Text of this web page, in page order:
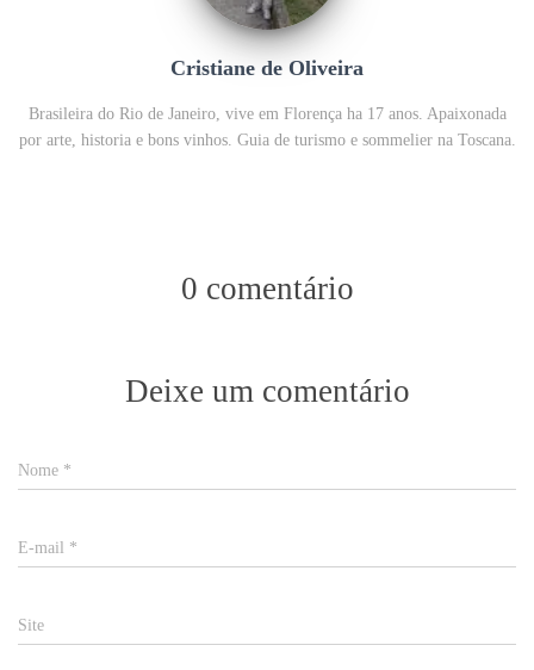
Cristiane de Oliveira
Brasileira do Rio de Janeiro, vive em Florença ha 17 anos. Apaixonada
por arte, historia e bons vinhos. Guia de turismo e sommelier na Toscana.
0 comentário
Deixe um comentário
Nome *
E-mail *
Site